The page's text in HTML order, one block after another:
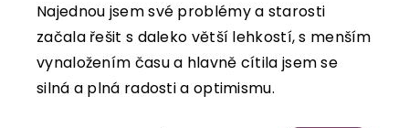
Najednou jsem své problémy a starosti
začala řešit s daleko větší lehkostí, s menším
vynaložením času a hlavně cítila jsem se
silná a plná radosti a optimismu.